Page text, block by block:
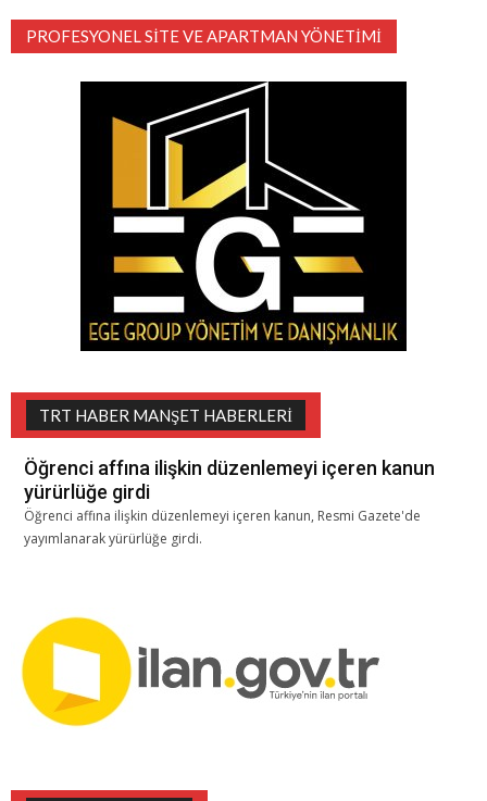
PROFESYONEL SITE VE APARTMAN YÖNETIMI
TRT HABER MANŞET HABERLERI
Öğrenci affına ilişkin düzenlemeyi içeren kanun
yürürlüğe girdi
Öğrenci affına ilişkin düzenlemeyi içeren kanun, Resmi Gazete'de
yayımlanarak yürürlüğe girdi.